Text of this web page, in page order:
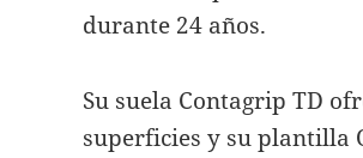
durante 24 años.
Su suela Contagrip TD
superficies y su plantilla